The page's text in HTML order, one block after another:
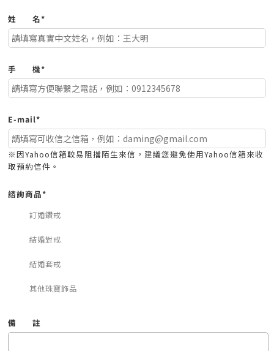
姓 名*
手 機*
E-mail*
※因Yahoo信箱較易阻擋陌生來信，建議您避免使用Yahoo信箱來收
取預約信件。
諮詢商品*
訂婚鑽戒
結婚對戒
結婚套戒
其他珠寶飾品
備 註